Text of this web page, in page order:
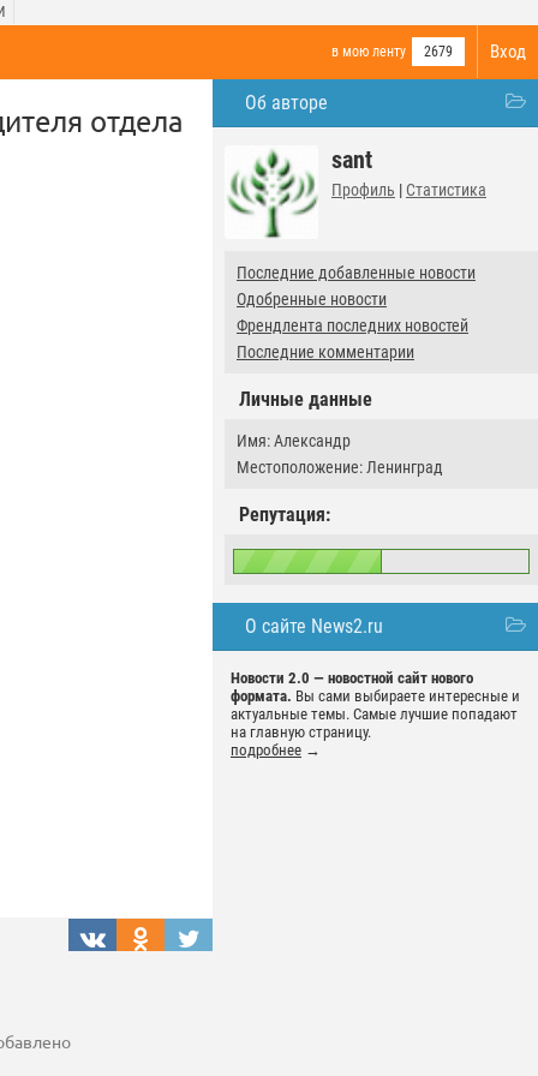
Вход
в мою ленту 2679
Об авторе
sant
Профиль | Статистика
Последние добавленные новости
Одобренные новости
Френдлента последних новостей
Последние комментарии
Личные данные
Имя: Александр
Местоположение: Ленинград
Репутация:
О сайте News2.ru
Новости 2.0 — новостной сайт нового
формата. Вы сами выбираете интересные и
актуальные темы. Самые лучшие попадают
на главную страницу.
подробнее →
отдела